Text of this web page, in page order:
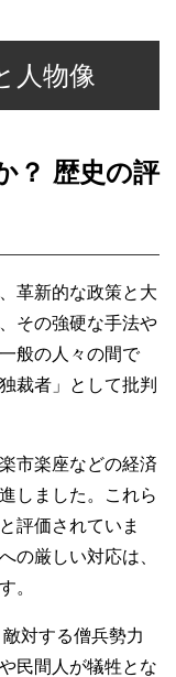
人物像
？ 歴史の評
革新的な政策と大
その強硬な手法や
般の人々の間で
裁者」として批判
市楽座などの経済
しました。これら
評価されていま
の厳しい対応は、
。
対する僧兵勢力
民間人が犠牲とな